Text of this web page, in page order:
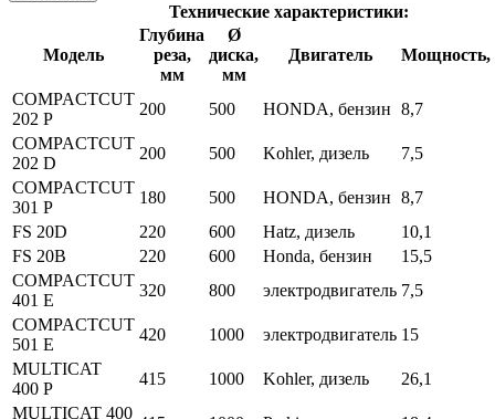
Технические характеристики:
Модель
Глубина
реза,
мм
Ø
диска,
мм
Двигатель Мощность,
COMPACTCUT
202 P
200 500 HONDA, бензин 8,7
COMPACTCUT
202 D
200 500 Kohler, дизель
7,5
COMPACTCUT
301 P
180 500 HONDA, бензин 8,7
FS 20D
220 600 Hatz, дизель
10,1
FS 20B
220 600 Honda, бензин
15,5
COMPACTCUT
401 E
320 800 электродвигатель 7,5
COMPACTCUT
501 E
420 1000 электродвигатель 15
MULTICAT
400 P
415 1000 Kohler, дизель
26,1
MULTICAT 400